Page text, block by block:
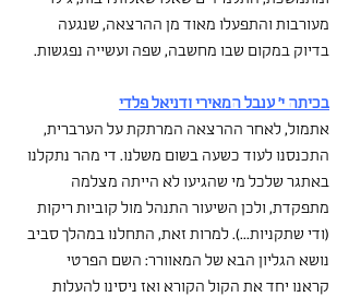
מעורבות והתפעלו מאוד מן ההרצאה, שנגעה
בדיוק במקום שבו מחשבה, שפה ועשייה נפגשות.
בכיתה י' ענבל המאירי ודניאל פלדי
אתמול, לאחר ההרצאה המרתקת על הערברית,
התכנסנו לעוד כשעה בשום משלנו. די מהר נתקלנו
באתגר שלכל מי שהגיעו לא הייתה מצלמה
מתפקדת, ולכן השיעור התנהל מול קוביות ריקות
(ודי שתקניות...). למרות זאת, התחלנו במהלך סביב
נושא הגליון הבא של המאוורר: השם הפרטי
קראנו יחד את הקול הקורא ואז ניסינו להעלות